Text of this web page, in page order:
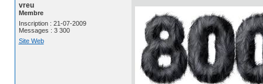
vreu
Membre
Inscription : 21-07-2009
Messages : 3 300
Site Web